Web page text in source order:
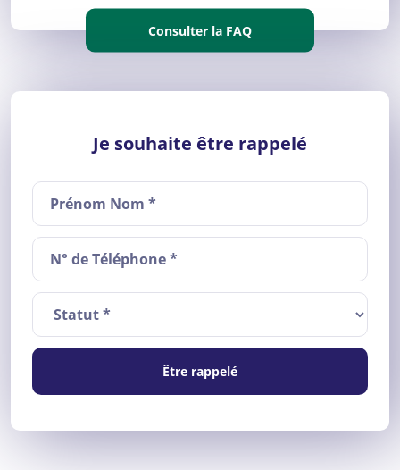
Consulter la FAQ
Je souhaite être rappelé
Être rappelé